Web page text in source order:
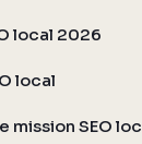
local 2026
local
mission SEO